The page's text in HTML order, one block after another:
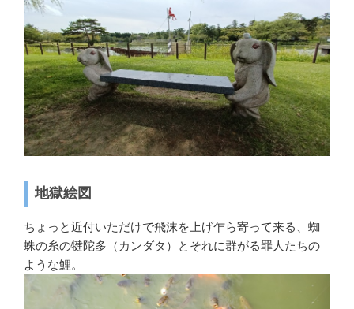
地獄絵図
ちょっと近付いただけで飛沫を上げ乍ら寄って来る、蜘
蛛の糸の犍陀多（カンダタ）とそれに群がる罪人たちの
ような鯉。